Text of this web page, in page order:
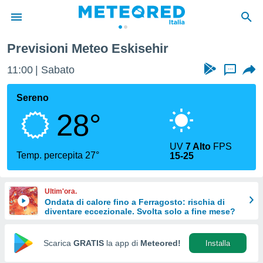
di
per
le
di
Web
Previsioni Meteo Eskisehir
11:00 Sabato ...
Sereno
28°
Temp. percepita 27°
UV7 Alto FPS
15-25
Ultim'ora.
Ondata di calore fino a Ferragosto: rischia di
diventare eccezionale. Svolta solo a fine mese?
Scarica GRATIS la app di Meteored! Installa